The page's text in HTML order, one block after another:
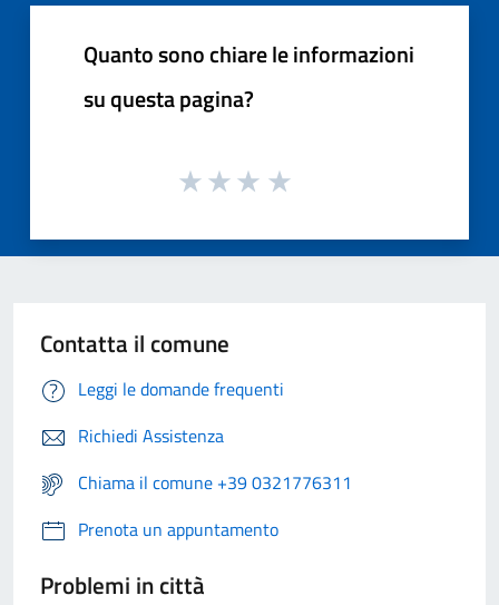
Quanto sono chiare le informazioni
su questa pagina?
Contatta il comune
Leggi le domande frequenti
Richiedi Assistenza
Chiama il comune +39 0321776311
Prenota un appuntamento
Problemi in città